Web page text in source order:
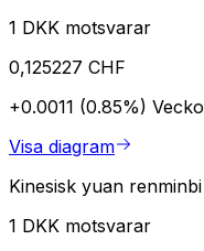
1 DKK motsvarar
0,125227 CHF
+0.0011 (0.85%)
Visa diagram
Kinesisk yuan renminbi
1 DKK motsvarar